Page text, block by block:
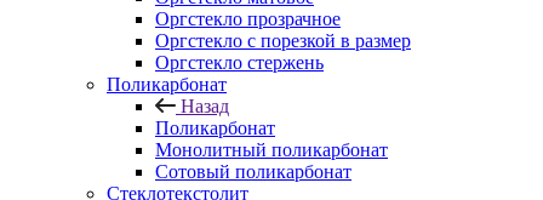
Оргстекло прозрачное
Оргстекло с порезкой в размер
Оргстекло стержень
Поликарбонат
Назад
Поликарбонат
Монолитный поликарбонат
Сотовый поликарбонат
Стеклотекстолит